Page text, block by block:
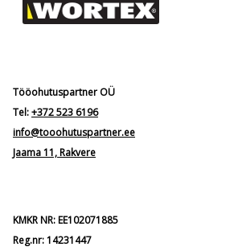
Tööohutuspartner OÜ
Tel:+372 523 6196
info@tooohutuspartner.ee
Jaama 11, Rakvere
KMKR NR: EE102071885
Reg.nr: 14231447